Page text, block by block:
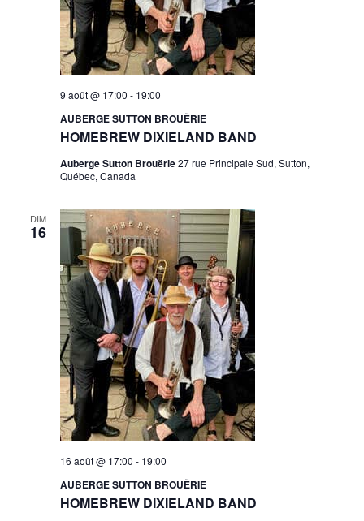
AUBERGE SUTTON BROUËRIE
HOMEBREW DIXIELAND BAND
9 août @ 17:00 - 19:00
Auberge Sutton Brouërie27 rue Principale Sud, Sutton,
Québec, Canada
DIM
16
AUBERGE SUTTON BROUËRIE
HOMEBREW DIXIELAND BAND
16 août @ 17:00 - 19:00